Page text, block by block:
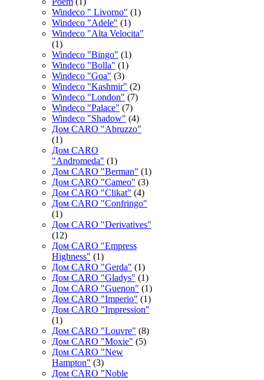
Windeco " Livorno" (1)
Windeco "Adele" (1)
Windeco "Alta Velocita"
(1)
Windeco "Bingo" (1)
Windeco "Bolla" (1)
Windeco "Goa" (3)
Windeco "Kashmir" (2)
Windeco "London" (7)
Windeco "Palace" (7)
Windeco "Shadow" (4)
Дом CARO "Abruzzo"
(1)
Дом CARO
"Andromeda" (1)
Дом CARO "Berman" (1)
Дом CARO "Cameo" (3)
Дом CARO "Clikat" (4)
Дом CARO "Confringo"
(1)
Дом CARO "Derivatives"
(12)
Дом CARO "Empress
Highness" (1)
Дом CARO "Gerda" (1)
Дом CARO "Gladys" (1)
Дом CARO "Guenon" (1)
Дом CARO "Imperio" (1)
Дом CARO "Impression"
(1)
Дом CARO "Louvre" (8)
Дом CARO "Moxie" (5)
Дом CARO "New
Hampton" (3)
Дом CARO "Noble